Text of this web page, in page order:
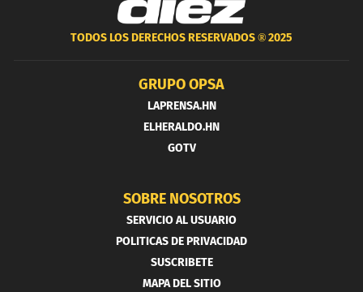
TODOS LOS DERECHOS RESERVADOS ®2025
GRUPO OPSA
LAPRENSA.HN
ELHERALDO.HN
GOTV
SOBRE NOSOTROS
SERVICIO AL USUARIO
POLITICAS DE PRIVACIDAD
SUSCRIBETE
MAPA DEL SITIO